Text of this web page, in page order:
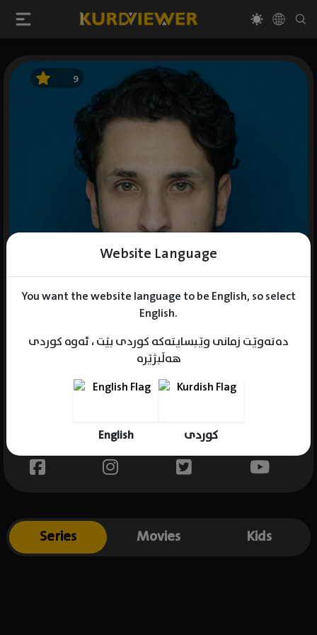
Website Language
You want the website language to be English, so select
English.
دەتەوێت زمانی وێبسایتەکە کوردی بێت ، ئەوە کوردی
هەڵبژێرە
English کوردی
9
Gender : male
Series Movies Kids